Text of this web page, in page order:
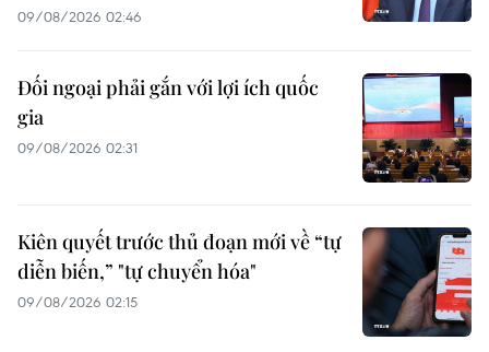
09/08/2026 02:46
Đối ngoại phải gắn với lợi ích quốc
gia
09/08/2026 02:31
Kiên quyết trước thủ đoạn mới về “tự
diễn biến,” "tự chuyển hóa"
09/08/2026 02:15